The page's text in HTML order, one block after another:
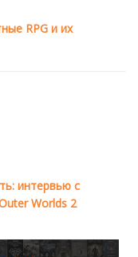
RPG и их
интервью с
Worlds 2